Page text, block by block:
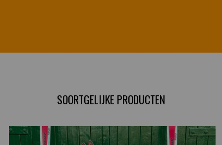
SOORTGELIJKE PRODUCTEN